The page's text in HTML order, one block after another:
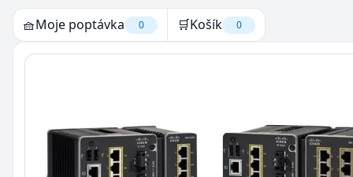
🧺Moje poptávka 0 🛒Košík 0